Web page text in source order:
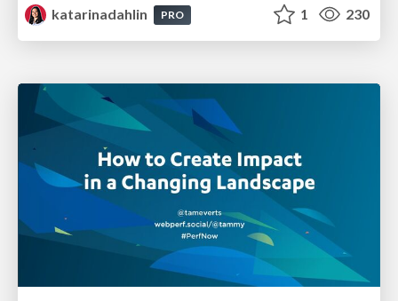
katarinadahlin
PRO 1 230